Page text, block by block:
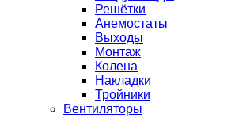
Решётки
Анемостаты
Выходы
Монтаж
Колена
Накладки
Тройники
Вентиляторы